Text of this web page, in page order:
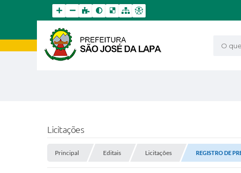
O que
Licitações
Principal Editais Licitações REGISTRO DE